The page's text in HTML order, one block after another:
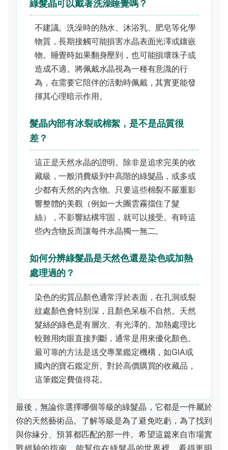
綠髮晶可以戴著洗澡睡覺嗎？
不建議。洗澡時的熱水、沐浴乳、肥皂等化學
物質，長期接觸可能損害水晶表面光澤或鑲嵌
物。睡覺時如果翻身壓到，也可能損壞珠子或
造成不適。將佩戴水晶視為一種有意識的行
為，在需要它陪伴的活動時佩戴，其實更能發
揮其心理暗示作用。
髮晶內部有冰裂或棉絮，是不是品質很
差？
這正是天然水晶的證明。除非是追求完美的收
藏級，一般消費級到中高階的綠髮晶，或多或
少都有天然的內含物。只要這些棉裂不嚴重影
響整體的美觀（例如一大團雲霧擋住了髮
絲），不影響結構牢固，就可以接受。有時這
些內含物反而讓每件水晶獨一無二。
如何分辨綠髮晶是天然色還是染色或加熱
處理過的？
染色的劣質品顏色通常浮於表面，在孔洞或裂
紋處顏色會特別深，且顏色呆板不自然。天然
髮絲的綠色是有層次、有光澤的。加熱處理比
較難用肉眼直接判斷，通常是用來優化顏色。
最可靠的方法是送交專業鑑定機構，如GIA或
國內的寶石鑑定所。對於高價購買的收藏品，
這筆鑑定費值得花。
最後，無論你選擇哪個等級的綠髮晶，它都是一件屬於
你的天然藝術品。了解等級是為了避免吃虧，為了找到
與你緣分、預算都匹配的那一件。希望這篇來自市場實
戰經驗的指南，能幫你在綠髮晶的世界裡，看得更明